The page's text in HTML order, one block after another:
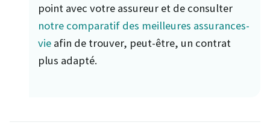
point avec votre assureur et de consulter
notre comparatif des meilleures assurances-
vie afin de trouver, peut-être, un contrat
plus adapté.